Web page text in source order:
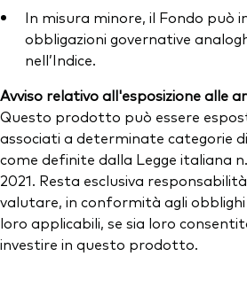
In misura minore, il Fondo può
obbligazioni governative
nell’Indice.
Avviso relativo all'esposizione alle
Questo prodotto può essere
associati a determinate categorie
come definite dalla Legge italiana
2021. Resta esclusiva
valutare, in conformità agli
loro applicabili, se sia loro
investire in questo prodotto.